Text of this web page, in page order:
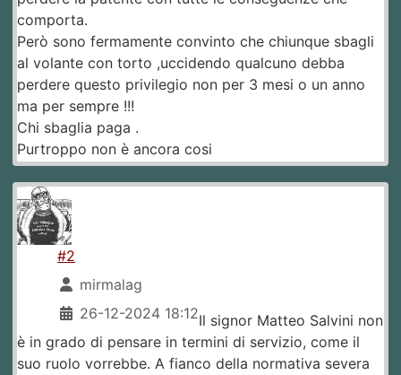
comporta.
Però sono fermamente convinto che chiunque sbagli
al volante con torto ,uccidendo qualcuno debba
perdere questo privilegio non per 3 mesi o un anno
ma per sempre !!!
Chi sbaglia paga .
Purtroppo non è ancora cosi
#2
mirmalag
26-12-2024 18:12Il signor Matteo Salvini non
è in grado di pensare in termini di servizio, come il
suo ruolo vorrebbe. A fianco della normativa severa